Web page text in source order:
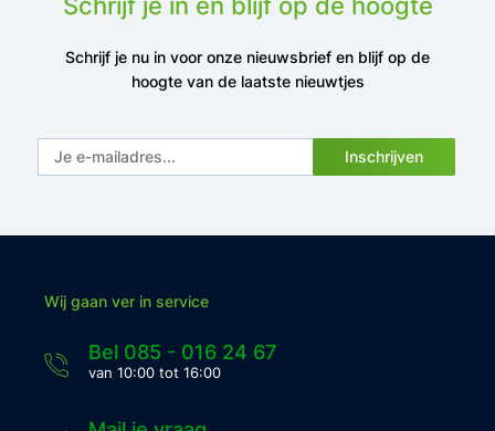
Schrijf je nu in voor onze nieuwsbrief en blijf op de
hoogte van de laatste nieuwtjes
Inschrijven
Wij gaan ver in service
Bel 085 - 016 24 67
van 10:00 tot 16:00